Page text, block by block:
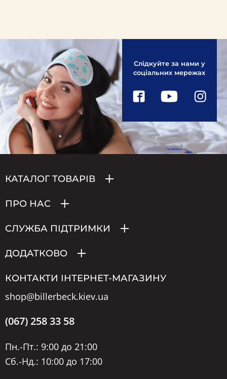
Слідкуйте за нами у
соціальних мережах
КАТАЛОГ ТОВАРІВ
ПРО НАС
СЛУЖБА ПІДТРИМКИ
ДОДАТКОВО
КОНТАКТИ ІНТЕРНЕТ-МАГАЗИНУ
shop@billerbeck.kiev.ua
(067) 258 33 58
Пн.-Пт.: 9:00 до 21:00
Сб.-Нд.: 10:00 до 17:00